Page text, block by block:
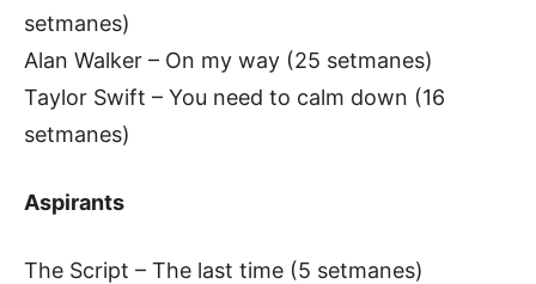
setmanes)
Alan Walker – On my way (25 setmanes)
Taylor Swift – You need to calm down (16
setmanes)
Aspirants
The Script – The last time (5 setmanes)